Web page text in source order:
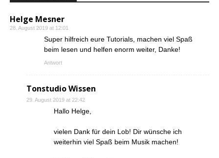
Helge Mesner
28. August 2019 at 12:01
Super hilfreich eure Tutorials, machen viel Spaß
beim lesen und helfen enorm weiter, Danke!
Antwort
Tonstudio Wissen
29. August 2019 at 22:42
Hallo Helge,
vielen Dank für dein Lob! Dir wünsche ich
weiterhin viel Spaß beim Musik machen!